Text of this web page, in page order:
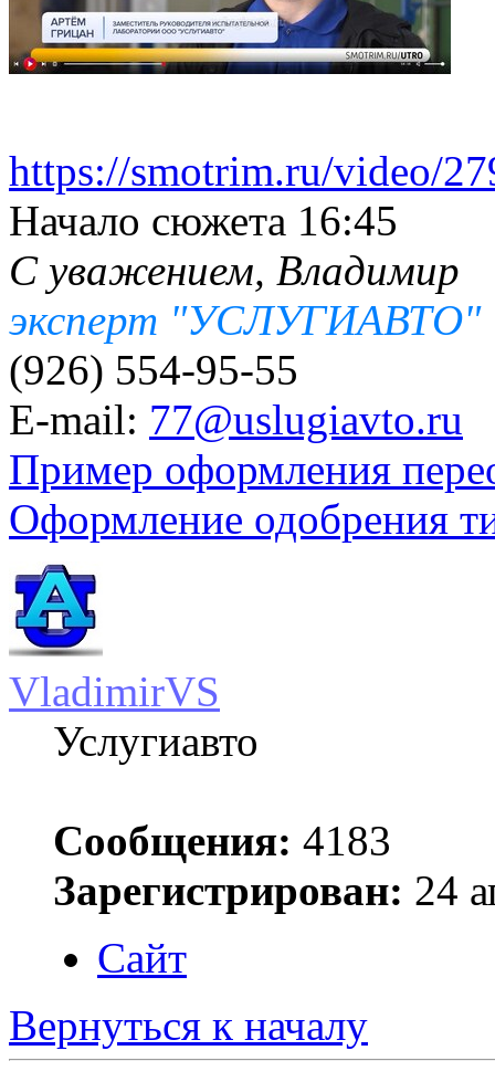
https://smotrim.ru/video/
Начало сюжета 16:45
С уважением, Владимир
эксперт "УСЛУГИАВТО"
(926) 554-95-55
E-mail: 77@uslugiavto.ru
Пример оформления
Оформление одобрения
VladimirVS
Услугиавто
Сообщения: 4183
Зарегистрирован: 24
Сайт
Вернуться к началу